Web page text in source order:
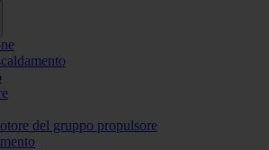
del gruppo propulsore